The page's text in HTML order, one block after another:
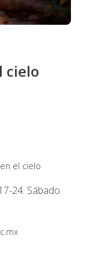
cielo
el cielo
24. Sábado